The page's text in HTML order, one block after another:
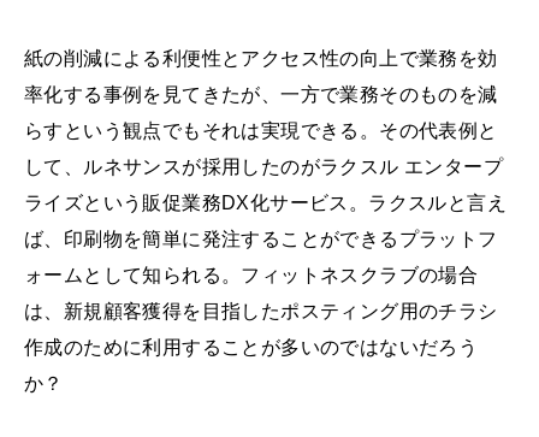
紙の削減による利便性とアクセス性の向上で業務を効
率化する事例を見てきたが、一方で業務そのものを減
らすという観点でもそれは実現できる。その代表例と
して、ルネサンスが採用したのがラクスル エンタープ
ライズという販促業務DX化サービス。ラクスルと言え
ば、印刷物を簡単に発注することができるプラットフ
ォームとして知られる。フィットネスクラブの場合
は、新規顧客獲得を目指したポスティング用のチラシ
作成のために利用することが多いのではないだろう
か？